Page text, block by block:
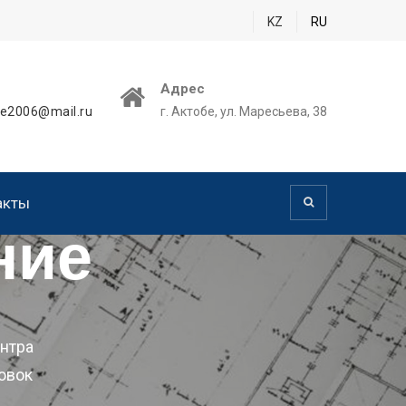
KZ RU
Адрес
г. Актобе, ул. Маресьева, 38